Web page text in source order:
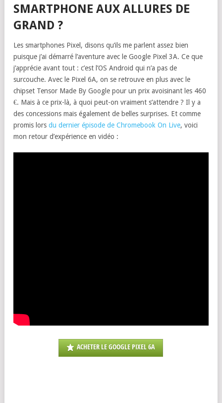
SMARTPHONE AUX ALLURES DE
GRAND ?
Les smartphones Pixel, disons qu’ils me parlent assez bien
puisque j’ai démarré l’aventure avec le Google Pixel 3A. Ce que
j’apprécie avant tout : c’est l’OS Android qui n’a pas de
surcouche. Avec le Pixel 6A, on se retrouve en plus avec le
chipset Tensor Made By Google pour un prix avoisinant les 460
€. Mais à ce prix-là, à quoi peut-on vraiment s’attendre ? Il y a
des concessions mais également de belles surprises. Et comme
promis lors du dernier épisode de Chromebook On Live, voici
mon retour d’expérience en vidéo :
ACHETER LE GOOGLE PIXEL 6A